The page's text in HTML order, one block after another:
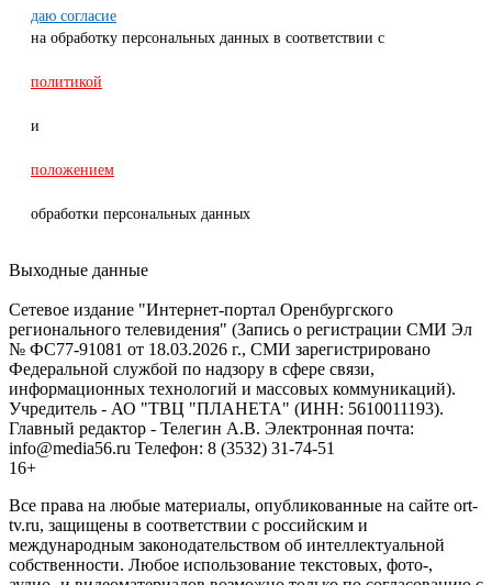
даю согласие
на обработку персональных данных в соответствии с
политикой
и
положением
обработки персональных данных
Выходные данные
Сетевое издание "Интернет-портал Оренбургского
регионального телевидения" (Запись о регистрации СМИ Эл
№ ФС77-91081 от 18.03.2026 г., СМИ зарегистрировано
Федеральной службой по надзору в сфере связи,
информационных технологий и массовых коммуникаций).
Учредитель - АО "ТВЦ "ПЛАНЕТА" (ИНН: 5610011193).
Главный редактор - Телегин А.В. Электронная почта:
info@media56.ru Телефон: 8 (3532) 31-74-51
16+
Все права на любые материалы, опубликованные на сайте ort-
tv.ru, защищены в соответствии с российским и
международным законодательством об интеллектуальной
собственности. Любое использование текстовых, фото-,